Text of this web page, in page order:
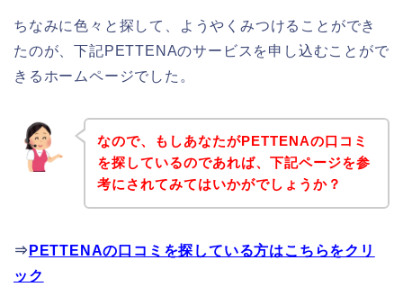
ちなみに色々と探して、ようやくみつけることができ
たのが、下記PETTENAのサービスを申し込むことがで
きるホームページでした。
なので、もしあなたがPETTENAの口コミ
を探しているのであれば、下記ページを参
考にされてみてはいかがでしょうか？
⇒ PETTENAの口コミを探している方はこちらをクリ
ック